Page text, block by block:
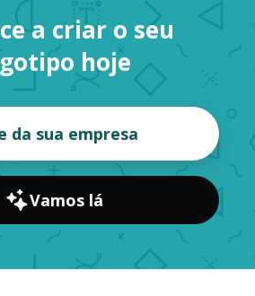
a criar o seu
hoje
Vamos lá